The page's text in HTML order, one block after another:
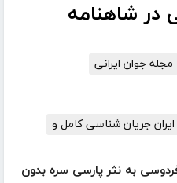
شاهنامه
مجله جوان ایرانی
ایران جریان شناسی کامل و
به نثر پارسی سره بدون